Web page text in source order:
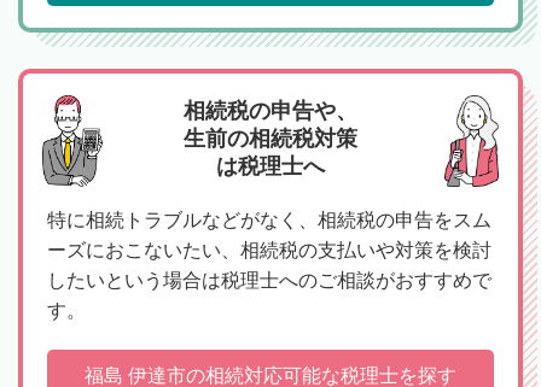
相続税の申告や、
生前の相続税対策
は税理士へ
特に相続トラブルなどがなく、相続税の申告をスム
ーズにおこないたい、相続税の支払いや対策を検討
したいという場合は税理士へのご相談がおすすめで
す。
福島 伊達市の相続対応可能な税理士を探す